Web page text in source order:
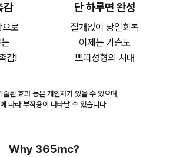
감
로
감!
단 하루면 완성
절개없이 당일회복
이제는 가슴도
쁘띠성형의 시대
된 효과 등은 개인차가 있을 수 있으며,
따라 부작용이 나타날 수 있습니다
Why 365mc?